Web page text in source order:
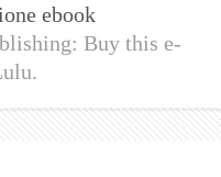
ebook